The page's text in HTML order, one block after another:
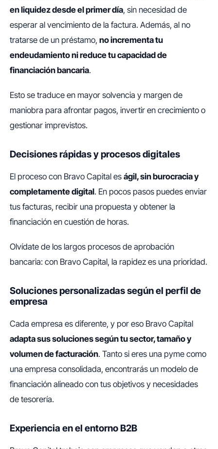
en liquidez desde el primer día, sin necesidad de
esperar al vencimiento de la factura. Además, al no
tratarse de un préstamo, no incrementa tu
endeudamiento ni reduce tu capacidad de
financiación bancaria.
Esto se traduce en mayor solvencia y margen de
maniobra para afrontar pagos, invertir en crecimiento o
gestionar imprevistos.
Decisiones rápidas y procesos digitales
El proceso con Bravo Capital es ágil, sin burocracia y
completamente digital. En pocos pasos puedes enviar
tus facturas, recibir una propuesta y obtener la
financiación en cuestión de horas.
Olvídate de los largos procesos de aprobación
bancaria: con Bravo Capital, la rapidez es una prioridad.
Soluciones personalizadas según el perfil de
empresa
Cada empresa es diferente, y por eso Bravo Capital
adapta sus soluciones según tu sector, tamaño y
volumen de facturación. Tanto si eres una pyme como
una empresa consolidada, encontrarás un modelo de
financiación alineado con tus objetivos y necesidades
de tesorería.
Experiencia en el entorno B2B